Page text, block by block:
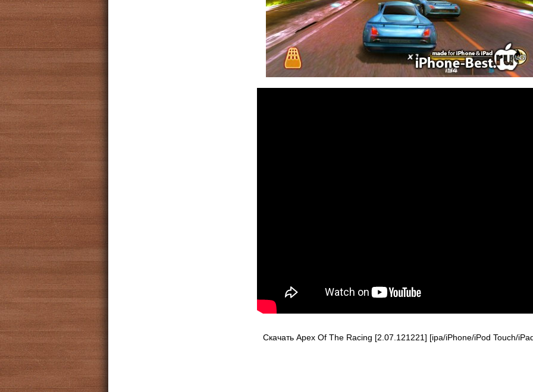
Скачать Apex Of The Racing [2.07.121221] [ipa/iPhone/iPod Touch/